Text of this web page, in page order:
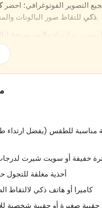
التصوير الفوتوغرافي؛ احضر
ذكيللتقاط صور البالونات والمناظر الطبيعية.
به ارتداء
ملابس مريحة
سياسات الإلغاء والتعديل
مناسبة للطقس (يفضل ارتداء
خفيفة أو سويت شيرت لدرجات
أحذية مغلقة للتجول
كاميرا أو هاتف ذكي لالتقاط
حقيبة صغيرة أو حقيبة شخصية